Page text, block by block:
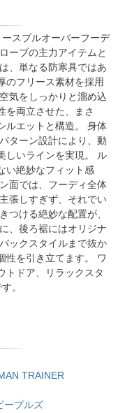
スプルオーバーフーデ
ーブの主力アイテムと
、単なる防寒具ではあ
のフリース素材を採用
気をしっかりと溜め込
を両立させた、まさ
ルエットと構造。 身体
ターン設計により、動
しいラインを実現。 ル
い絶妙なフィット感
面では、フーディ全体
張しすぎず、それでい
つける絶妙な配置が、
、後ろ裾にはオリジナ
ックスタイルまで抜か
性を引き立てます。 ワ
トドア、リラックスタ
。
TRAINER
ープルズ